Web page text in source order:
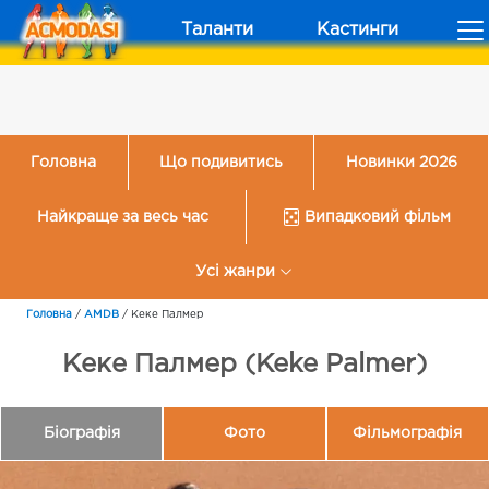
Таланти Кастинги
Головна Що подивитись Новинки 2026
Найкраще за весь час Випадковий фільм
Усі жанри
Головна / AMDB / Кеке Палмер
Кеке Палмер (Keke Palmer)
Біографія Фото Фільмографія